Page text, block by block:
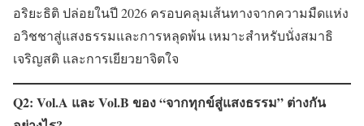
อริยะธิติ ปล่อยในปี 2026 ครอบคลุมเส้นทางจากความมืดแห่ง
อวิชชาสู่แสงธรรมและการหลุดพ้น เหมาะสำหรับนั่งสมาธิ
เจริญสติ และการเยียวยาจิตใจ
Q2: Vol.A และ Vol.B ของ “จากทุกข์สู่แสงธรรม” ต่างกัน